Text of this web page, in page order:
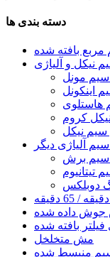
دسته بندی ها
بافته شده
نیکل و آلیاژی
مونل
اینکونل
کروم
نیکل
آلیاژی دیگر
برش
دوبلکس
داده شده
بافته شده
مش متخلخل
منبسط شده